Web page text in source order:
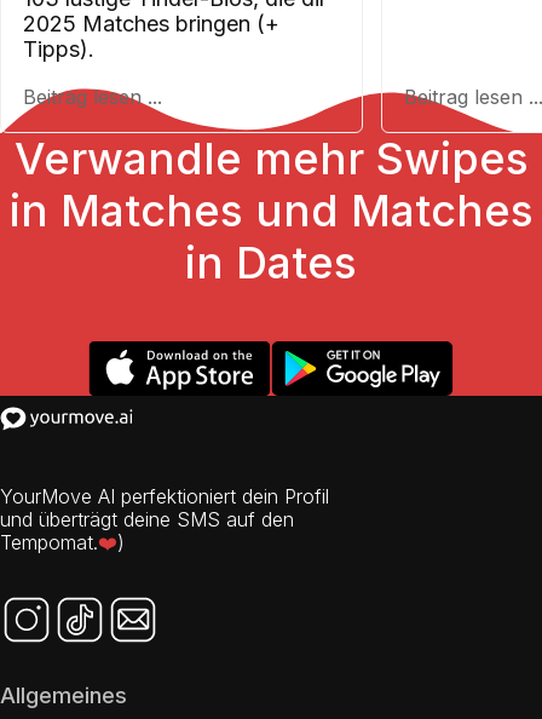
2025 Matches bringen (+
Tipps).
Beitrag lesen ... Beitrag lesen ...
Verwandle mehr Swipes
in Matches und Matches
in Dates
Allgemeines
YourMove AI perfektioniert dein Profil
und überträgt deine SMS auf den
Tempomat.❤️)